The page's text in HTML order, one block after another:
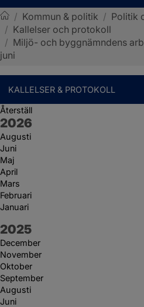
Sotenäs kommun
/ Kommun & politik / Politik
/ Kallelser och protokoll
/ Miljö- och byggnämndens
juni
KALLELSER & PROTOKOLL
Återställ
År:
2026
Augusti
Juni
Maj
April
Mars
Februari
Januari
År:
2025
December
November
Oktober
September
Augusti
Juni